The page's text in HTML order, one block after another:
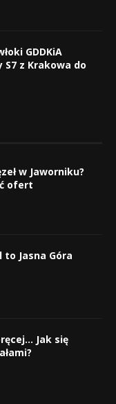
GDDKiA
z Krakowa do
w Jaworniku?
ofert
to Jasna Góra
Jak się